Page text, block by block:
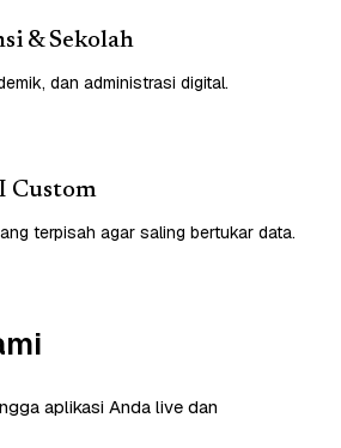
& Sekolah
dan administrasi digital.
Custom
terpisah agar saling bertukar data.
aplikasi Anda live dan